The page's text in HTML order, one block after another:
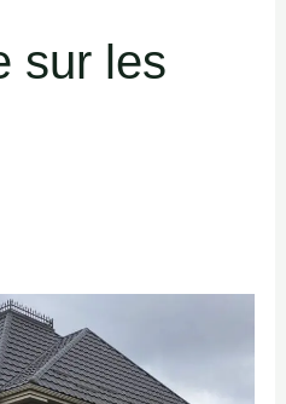
sur les